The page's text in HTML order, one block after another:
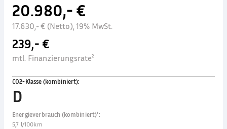
20.980,- €
17.630,- € (Netto), 19% MwSt.
239,- €
mtl. Finanzierungsrate²
CO2-Klasse (kombiniert):
D
Energieverbrauch (kombiniert)¹:
5,7 l/100km